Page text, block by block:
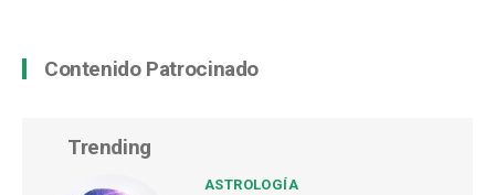
Contenido Patrocinado
Trending
ASTROLOGÍA